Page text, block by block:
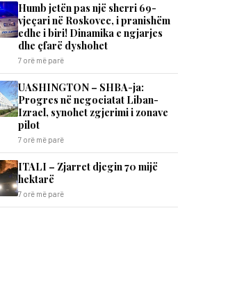
Humb jetën pas një sherri 69-
vjeçari në Roskovec, i pranishëm
edhe i biri! Dinamika e ngjarjes
dhe çfarë dyshohet
7 orë më parë
UASHINGTON – SHBA-ja:
Progres në negociatat Liban-
Izrael, synohet zgjerimi i zonave
pilot
7 orë më parë
ITALI – Zjarret djegin 70 mijë
hektarë
7 orë më parë